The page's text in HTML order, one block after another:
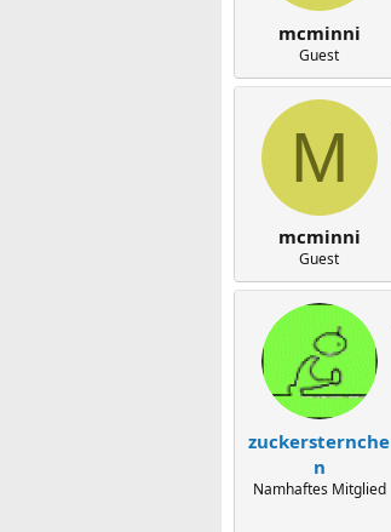
mcminni
Guest
M
mcminni
Guest
zuckersternche
n
Namhaftes Mitglied